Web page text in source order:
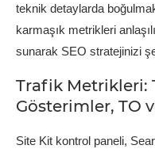
teknik detaylarda
karmaşık metrikleri
sunarak SEO stratejinizi
Trafik Metrikleri:
Gösterimler, TO
Site Kit kontrol paneli,